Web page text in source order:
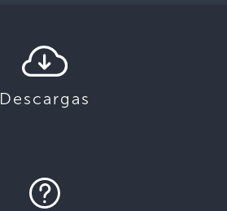
Descargas